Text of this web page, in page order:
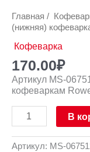
Главная /
(нижняя)
Кофеварка
170.00₽
Артикул MS-
кофеваркам
В
Артикул: MS-